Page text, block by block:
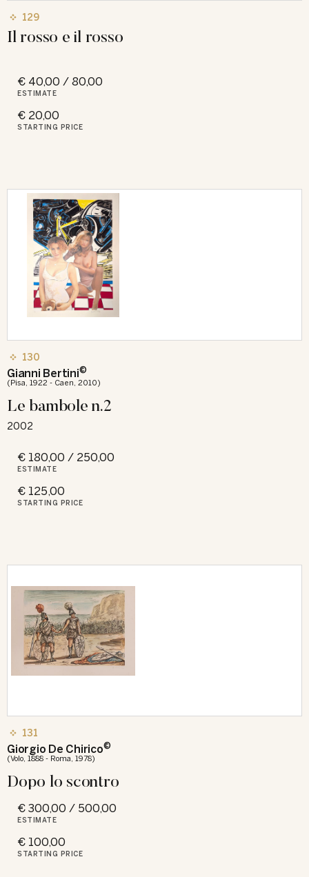
129
Il rosso e il rosso
€ 40,00 / 80,00
ESTIMATE
€ 20,00
STARTING PRICE
130
Gianni Bertini©
(Pisa, 1922 - Caen, 2010)
Le bambole n.2
2002
€ 180,00 / 250,00
ESTIMATE
€ 125,00
STARTING PRICE
131
Giorgio De Chirico©
(Volo, 1888 - Roma, 1978)
Dopo lo scontro
€ 300,00 / 500,00
ESTIMATE
€ 100,00
STARTING PRICE